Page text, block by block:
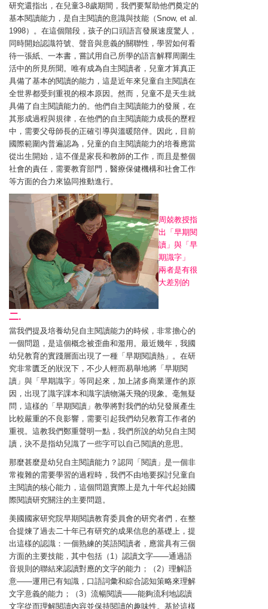
研究還指出，在兒童3-8歲期間，我們要幫助他們奠定的
基本閱讀能力，是自主閱讀的意識與技能（Snow, et al.
1998）。在這個階段，孩子的口頭語言發展速度驚人，
同時開始認識符號、聲音與意義的關聯性，學習如何看
待一張紙、一本書，嘗試用自己所學的語言解釋周圍生
活中的所見所聞。唯有成為自主閱讀者，兒童才算真正
具備了基本的閱讀的能力，這是近年來兒童自主閱讀在
全世界都受到重視的根本原因。然而，兒童不是天生就
具備了自主閱讀能力的。他們自主閱讀能力的發展，在
其形成過程與規律，在他們的自主閱讀能力成長的歷程
中，需要父母師長的正確引導與溫暖陪伴。因此，目前
國際範圍內普遍認為，兒童的自主閱讀能力的培養應當
從出生開始，這不僅是家長和教師的工作，而且是整個
社會的責任，需要教育部門，醫療保健機構和社會工作
等方面的合力來協同推動進行。
周兢教授指
出「早期閱
讀」與「早
期識字」
兩者是有很
大差別的
二.
當我們提及培養幼兒自主閱讀能力的時候，非常擔心的
一個問題，是這個概念被歪曲和濫用。最近幾年，我國
幼兒教育的實踐層面出現了一種「早期閱讀熱」。在研
究非常匱乏的狀況下，不少人輕而易舉地將「早期閱
讀」與「早期識字」等同起來，加上諸多商業運作的原
因，出現了識字課本和識字讀物滿天飛的現象。毫無疑
問，這樣的「早期閱讀」教學將對我們的幼兒發展產生
比較嚴重的不良影響，需要引起我們幼兒教育工作者的
重視。這教我們鄭重聲明一點，我們所說的幼兒自主閱
讀，決不是指幼兒識了一些字可以自己閱讀的意思。
那麼甚麼是幼兒自主閱讀能力？認同「閱讀」是一個非
常複雜的需要學習的過程時，我們不由地要探討兒童自
主閱讀的核心能力，這個問題實際上是九十年代起始國
際閱讀研究關注的主要問題。
美國國家研究院早期閱讀教育委員會的研究者們，在整
合提煉了過去二十年已有研究的成果信息的基礎上，提
出這樣的認識：一個熟練的英語閱讀者，應當具有三個
方面的主要技能，其中包括（1）認讀文字——通過語
音規則的聯結來認讀對應的文字的能力；（2）理解語
意——運用已有知識，口語詞彙和綜合認知策略來理解
文字意義的能力；（3）流暢閱讀——能夠流利地認讀
文字從而理解閱讀內容並保持閱讀的趣味性。基於這樣